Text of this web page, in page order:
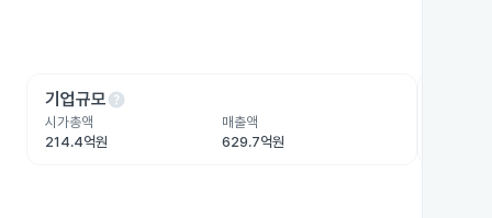
기업규모help
시가총액
214.4억원
매출액
629.7억원